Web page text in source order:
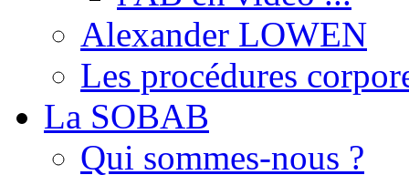
Alexander LOWEN
Les procédures
La SOBAB
Qui sommes-nous ?